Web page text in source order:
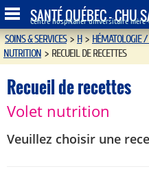
SANTÉ QUÉBEC - CHU
Centre hospitalier universitaire
SOINS & SERVICES>H>HÉMATOLOGIE /
NUTRITION > RECUEIL DE RECETTES
Recueil de recettes
Volet nutrition
Veuillez choisir une